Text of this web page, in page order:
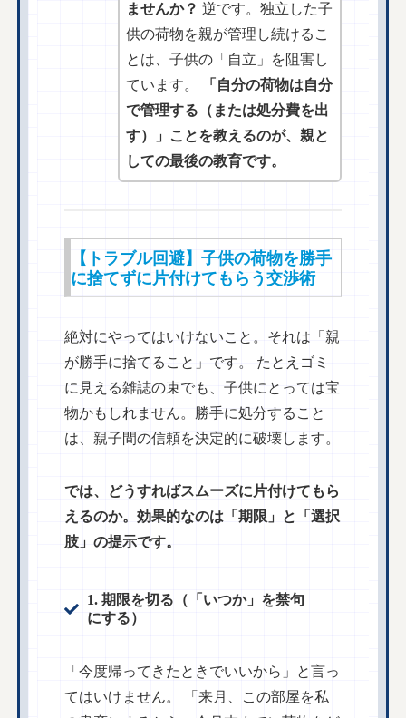
ませんか？ 逆です。独立した子
供の荷物を親が管理し続けるこ
とは、子供の「自立」を阻害し
ています。
「自分の荷物は自分
で管理する（または処分費を出
す）」ことを教えるのが、親と
しての最後の教育です。
【トラブル回避】子供の荷物を勝手
に捨てずに片付けてもらう交渉術
絶対にやってはいけないこと。それは「親
が勝手に捨てること」です。 たとえゴミ
に見える雑誌の束でも、子供にとっては宝
物かもしれません。勝手に処分すること
は、親子間の信頼を決定的に破壊します。
では、どうすればスムーズに片付けてもら
えるのか。効果的なのは「期限」と「選択
肢」の提示です。
1. 期限を切る（「いつか」を禁句
にする）
「今度帰ってきたときでいいから」と言っ
てはいけません。 「来月、この部屋を私